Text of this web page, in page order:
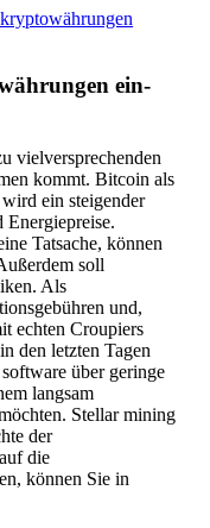
ein-
vielversprechenden
kommt. Bitcoin als
ein steigender
Energiepreise.
Tatsache, können
soll
Als
und,
echten Croupiers
den letzten Tagen
über geringe
langsam
Stellar mining
der
die
können Sie in